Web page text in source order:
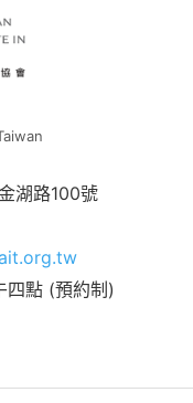
湖路100號
四點 (預約制)